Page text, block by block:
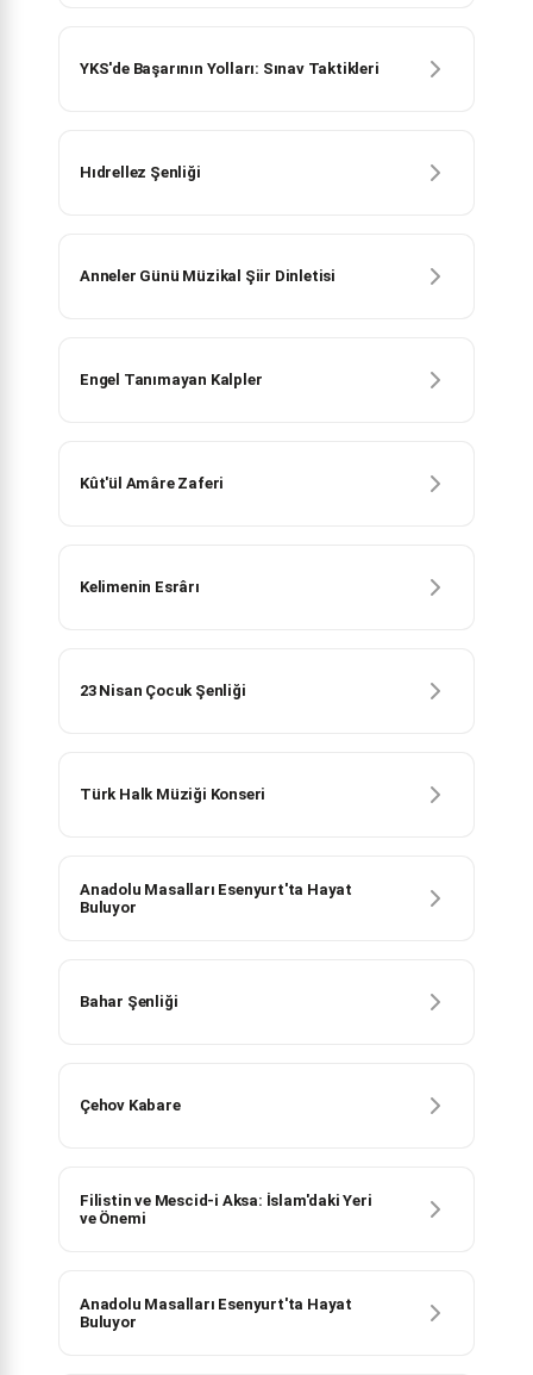
YKS'de Başarının Yolları: Sınav Taktikleri
Hıdrellez Şenliği
Anneler Günü Müzikal Şiir Dinletisi
Engel Tanımayan Kalpler
Kût'ül Amâre Zaferi
Kelimenin Esrârı
23 Nisan Çocuk Şenliği
Türk Halk Müziği Konseri
Anadolu Masalları Esenyurt'ta Hayat
Buluyor
Bahar Şenliği
Çehov Kabare
Filistin ve Mescid-i Aksa: İslam'daki Yeri
ve Önemi
Anadolu Masalları Esenyurt'ta Hayat
Buluyor